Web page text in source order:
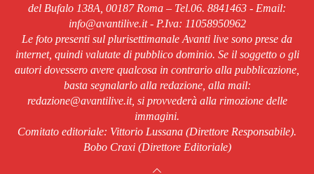
del Bufalo 138A, 00187 Roma – Tel.06. 8841463 - Email:
info@avantilive.it - P.Iva: 11058950962
Le foto presenti sul plurisettimanale Avanti live sono prese da
internet, quindi valutate di pubblico dominio. Se il soggetto o gli
autori dovessero avere qualcosa in contrario alla pubblicazione,
basta segnalarlo alla redazione, alla mail:
redazione@avantilive.it, si provvederà alla rimozione delle
immagini.
Comitato editoriale: Vittorio Lussana (Direttore Responsabile).
Bobo Craxi (Direttore Editoriale)